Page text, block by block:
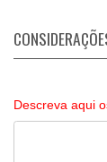
Descreva aqui